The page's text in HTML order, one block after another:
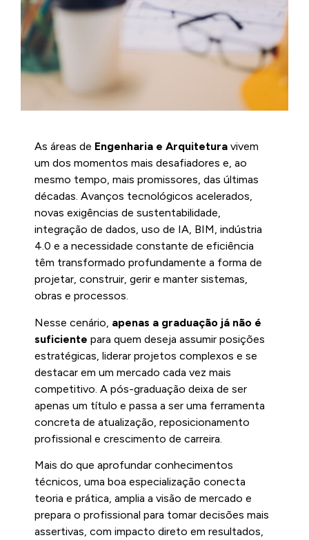
As áreas de Engenharia e Arquitetura vivem
um dos momentos mais desafiadores e, ao
mesmo tempo, mais promissores, das últimas
décadas. Avanços tecnológicos acelerados,
novas exigências de sustentabilidade,
integração de dados, uso de IA, BIM, indústria
4.0 e a necessidade constante de eficiência
têm transformado profundamente a forma de
projetar, construir, gerir e manter sistemas,
obras e processos.
Nesse cenário, apenas a graduação já não é
suficiente para quem deseja assumir posições
estratégicas, liderar projetos complexos e se
destacar em um mercado cada vez mais
competitivo. A pós-graduação deixa de ser
apenas um título e passa a ser uma ferramenta
concreta de atualização, reposicionamento
profissional e crescimento de carreira.
Mais do que aprofundar conhecimentos
técnicos, uma boa especialização conecta
teoria e prática, amplia a visão de mercado e
prepara o profissional para tomar decisões mais
assertivas, com impacto direto em resultados,